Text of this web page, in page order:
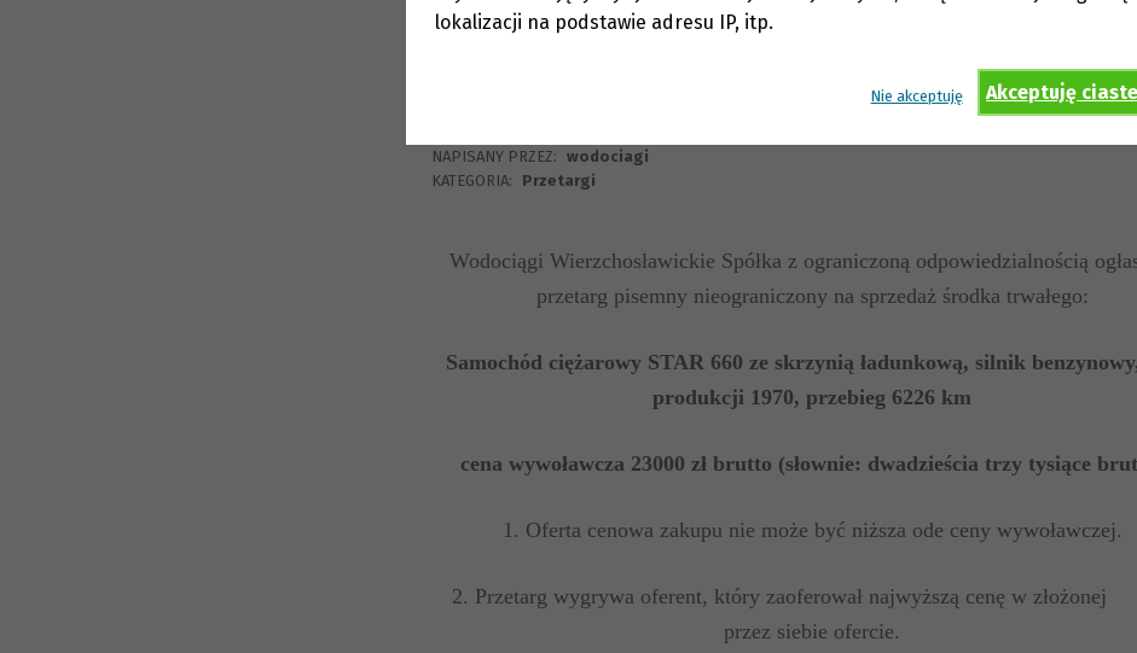
lokalizacji na podstawie adresu IP, itp.
Akceptuję
Nie akceptuję
NAPISANY PRZEZ: wodociagi
KATEGORIA:
Przetargi
Wodociągi Wierzchosławickie Spółka z ograniczoną odpowiedzialnością o
przetarg pisemny nieograniczony na sprzedaż środka trwałego:
Samochód ciężarowy STAR 660 ze skrzynią ładunkową, silnik
produkcji 1970, przebieg 6226 km
cena wywoławcza 23000 zł brutto (słownie: dwadzieścia trzy tysiące
1. Oferta cenowa zakupu nie może być niższa ode ceny wywoławczej.
2. Przetarg wygrywa oferent, który zaoferował najwyższą cenę w
przez siebie ofercie.